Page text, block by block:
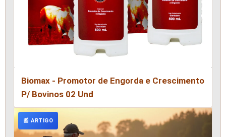
Biomax - Promotor de Engorda e Crescimento
P/ Bovinos 02 Und
📰 ARTIGO